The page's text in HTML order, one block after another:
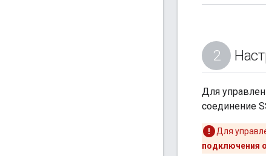
Для
соединение
Для
подключения